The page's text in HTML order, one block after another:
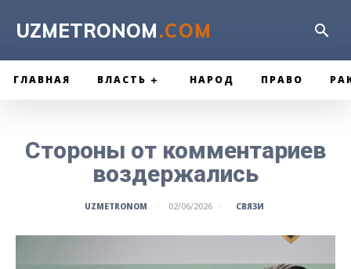
UZMETRONOM.COM
ГЛАВНАЯ ВЛАСТЬ НАРОД ПРАВО
Стороны от комментариев
воздержались
UZMETRONOM 02/06/2026 СВЯЗИ